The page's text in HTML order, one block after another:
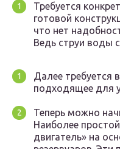
Требуется
готовой
что нет
Ведь струи воды
Далее требуется
подходящее для
Теперь можно
Наиболее
двигатель» на